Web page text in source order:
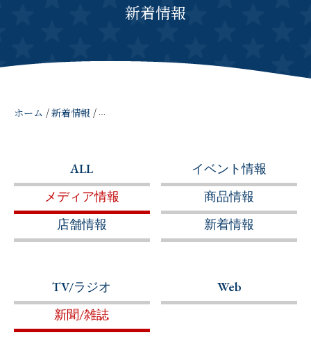
新着情報
ホーム /新着情報 / 2025年2月20日 神奈川新聞 にて「イチゴとシ
ALL
イベント情報
メディア情報
商品情報
店舗情報
新着情報
TV/ラジオ
Web
新聞/雑誌